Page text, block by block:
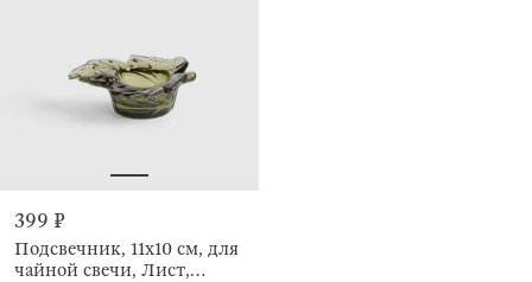
399 ₽
Подсвечник, 11x10 см, для
чайной свечи, Лист,